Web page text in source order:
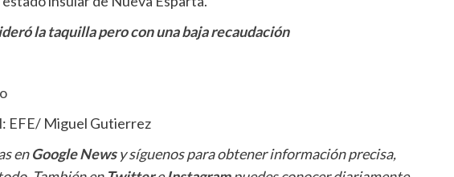
la taquilla pero con una baja recaudación
EFE/ Miguel Gutierrez
enGoogle Newsy síguenos para obtener información precisa,